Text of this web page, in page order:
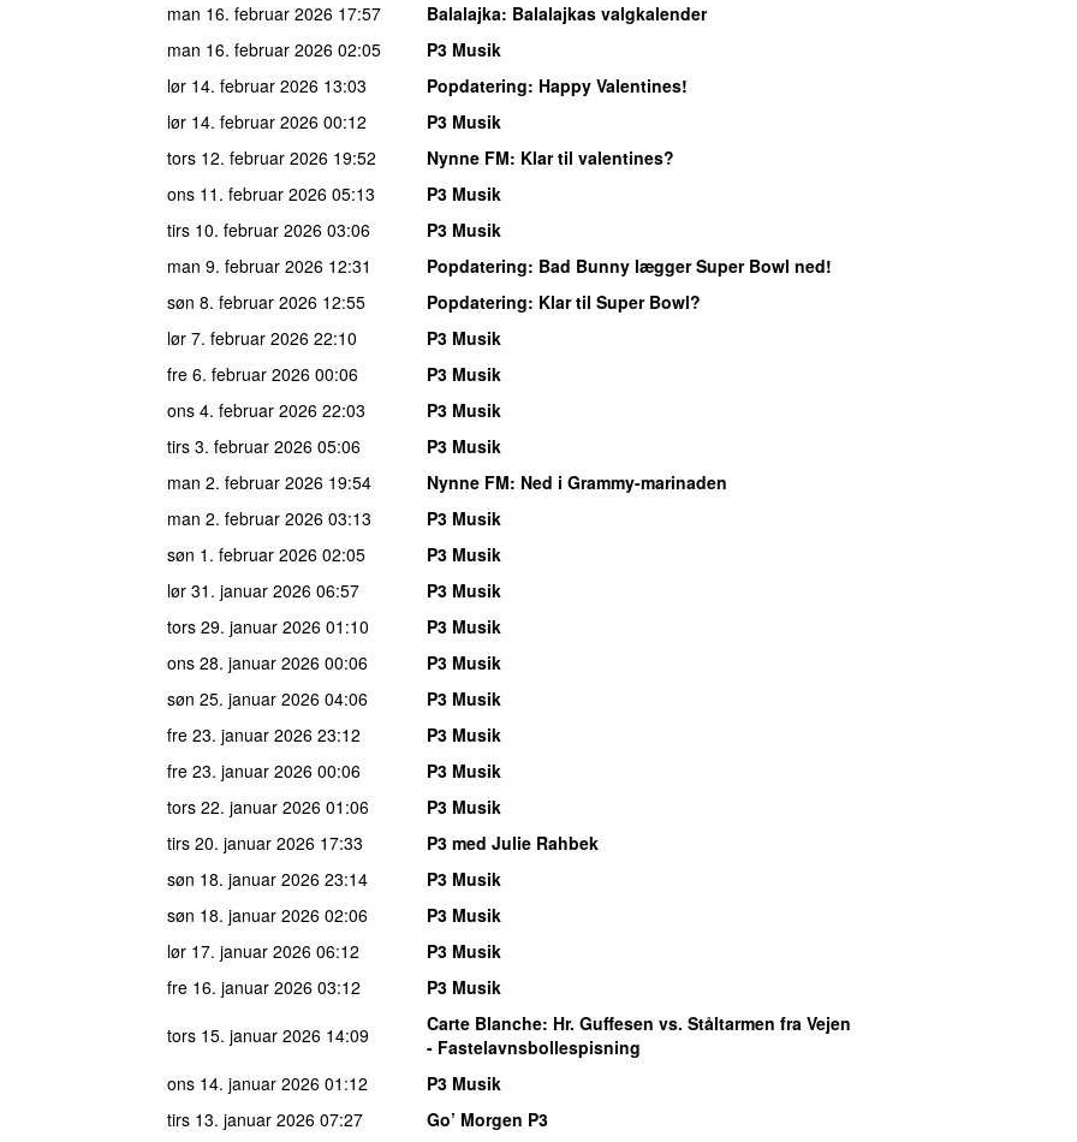
man 16. februar 2026 17:57 Balalajka: Balalajkas valgkalender
man 16. februar 2026 02:05
P3 Musik
lør 14. februar 2026 13:03 Popdatering: Happy Valentines!
lør 14. februar 2026 00:12
P3 Musik
tors 12. februar 2026 19:52 Nynne FM: Klar til valentines?
ons 11. februar 2026 05:13
P3 Musik
tirs 10. februar 2026 03:06
P3 Musik
man 9. februar 2026 12:31 Popdatering: Bad Bunny lægger Super Bowl ned!
søn 8. februar 2026 12:55 Popdatering: Klar til Super Bowl?
lør 7. februar 2026 22:10
P3 Musik
fre 6. februar 2026 00:06
P3 Musik
ons 4. februar 2026 22:03
P3 Musik
tirs 3. februar 2026 05:06
P3 Musik
man 2. februar 2026 19:54 Nynne FM: Ned i Grammy-marinaden
man 2. februar 2026 03:13
P3 Musik
søn 1. februar 2026 02:05
P3 Musik
lør 31. januar 2026 06:57
P3 Musik
tors 29. januar 2026 01:10
P3 Musik
ons 28. januar 2026 00:06
P3 Musik
søn 25. januar 2026 04:06
P3 Musik
fre 23. januar 2026 23:12
P3 Musik
fre 23. januar 2026 00:06
P3 Musik
tors 22. januar 2026 01:06
P3 Musik
tirs 20. januar 2026 17:33
P3 med Julie Rahbek
søn 18. januar 2026 23:14
P3 Musik
søn 18. januar 2026 02:06
P3 Musik
lør 17. januar 2026 06:12
P3 Musik
fre 16. januar 2026 03:12
P3 Musik
tors 15. januar 2026 14:09 Carte Blanche: Hr. Guffesen vs. Ståltarmen fra Vejen
- Fastelavnsbollespisning
ons 14. januar 2026 01:12
P3 Musik
tirs 13. januar 2026 07:27 Go’ Morgen P3